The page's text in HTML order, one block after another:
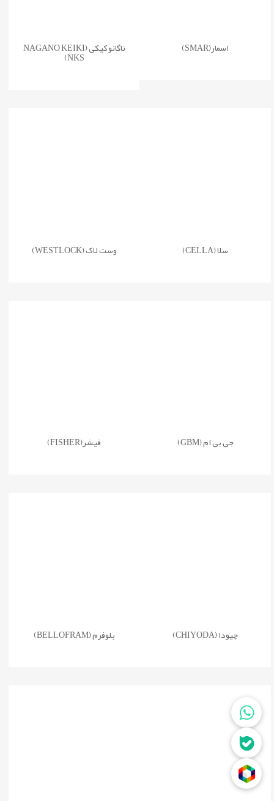
اسمار(SMAR) ناگانو کیکی (NAGANO KEIKI
NKS)
سلا (CELLA) وست لاک (WESTLOCK)
جی بی ام (GBM) فیشر(FISHER)
چیودا (CHIYODA) بلوفرم (BELLOFRAM)